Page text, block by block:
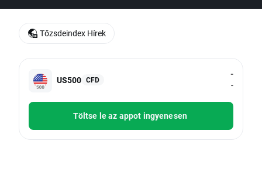
US500 CFD
-
-
Töltse le az appot ingyenesen
Tőzsdeindex Hírek